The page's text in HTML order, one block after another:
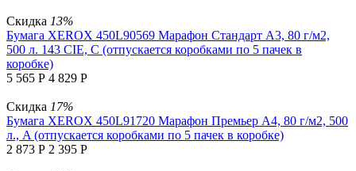
Скидка 13%
Бумага XEROX 450L90569 Марафон Стандарт А3, 80 г/м2,
500 л. 143 CIE, C (отпускается коробками по 5 пачек в
коробке)
5 565 Р 4 829 Р
Скидка 17%
Бумага XEROX 450L91720 Марафон Премьер А4, 80 г/м2, 500
л., A (отпускается коробками по 5 пачек в коробке)
2 873 Р 2 395 Р